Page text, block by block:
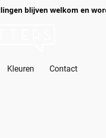
blijven welkom en
Kleuren Contact